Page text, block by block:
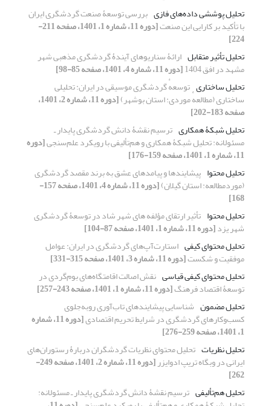
تحلیل پوششی داد‌ه‌های فازی بررسی توسعۀ صنعت گردشگری ایران
با تأکید بر کارایی این صنعت [دوره 11، شماره 1، 1401، صفحه 211-
224]
تحلیل تأثیر متقابل ارائۀ سناریوهای آیندۀ گردشگری مذهبی شهر
مشهد در افق 1404
[دوره 11، شماره 4، 1401، صفحه 85-98]
تحلیل ساختاری توسعهٔ گردشگری موسیقی در ایران: تحلیلی
ساختاری (مطالعهٔ موردی: استان بوشهر) [دوره 11، شماره 2، 1401،
صفحه 183-202]
تحلیل شبکۀ همکاری ترسیم نقشۀ دانش گردشگری پایدار ـ
مسئولانه: تحلیل شبکۀ همکاری و هم‏‌تألیفی با رویکرد علم‏‌سنجی[دوره
11، شماره 1، 1401، صفحه 159-176]
تحلیل محتوا پیشایندها و پیامدهای عشق به برند مقصد گردشگری
(موردمطالعه: استان گیلان) [دوره 11، شماره 4، 1401، صفحه 157-
168]
تحلیل محتوا تأثیر ارتقای مؤلفه‏ های شهر شاد در توسعۀ گردشگری
شهر یزد[دوره 11، شماره 1، 1401، صفحه 87-104]
تحلیل محتوای کیفی استارت‌آپ‌های گردشگری در ایران: عوامل
موفقیت و شکست[دوره 11، شماره 3، 1401، صفحه 315-331]
تحلیل محتوای کیفی قیاسی نقش اصالت اقامتگاه‏‌های بوم‌‏گردی در
توسعۀ اقتصاد فرهنگ[دوره 11، شماره 1، 1401، صفحه 243-257]
تحلیل مضمون شناسایی پیشایندهای تاب‌آوری روبه‌جلوی
کسب‌وکارهای گردشگری در شرایط تحریم اقتصادی [دوره 11، شماره
1، 1401، صفحه 259-276]
تحلیل نظریات تحلیل محتوای نظریات گردشگران دربارۀ رستوران‌های
ایرانی در وبگاه تریپ ادوایزر [دوره 11، شماره 2، 1401، صفحه 249-
262]
تحلیل هم‏‌تألیفی ترسیم نقشۀ دانش گردشگری پایدار ـ مسئولانه: